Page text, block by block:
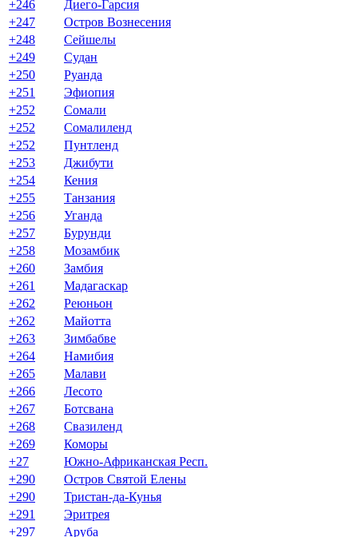
+246
Диего-Гарсия
+247
Остров Вознесения
+248
Сейшелы
+249
Судан
+250
Руанда
+251
Эфиопия
+252
Сомали
+252
Сомалиленд
+252
Пунтленд
+253
Джибути
+254
Кения
+255
Танзания
+256
Уганда
+257
Бурунди
+258
Мозамбик
+260
Замбия
+261
Мадагаскар
+262
Реюньон
+262
Майотта
+263
Зимбабве
+264
Намибия
+265
Малави
+266
Лесото
+267
Ботсвана
+268
Свазиленд
+269
Коморы
+27
Южно-Африканская Респ.
+290
Остров Святой Елены
+290
Тристан-да-Кунья
+291
Эритрея
+297
Аруба